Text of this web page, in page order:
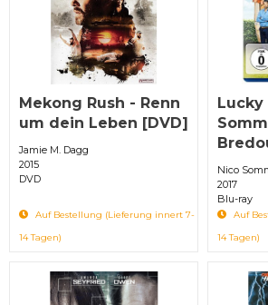
Mekong Rush - Renn
um dein Leben [DVD]
Jamie M. Dagg
2015
DVD
Auf Bestellung (Lieferung innert 7-
14 Tagen)
Lucky
Nico
2017
Blu-ray
Auf
14 Tagen)